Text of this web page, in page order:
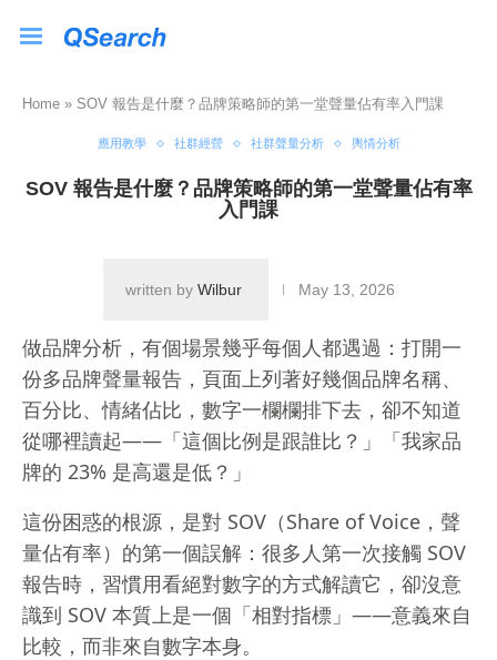
Home » SOV 報告是什麼？品牌策略師的第一堂聲量佔有率入門課
應用教學 社群經營 社群聲量分析 輿情分析
SOV 報告是什麼？品牌策略師的第一堂聲量佔有率
入門課
written by Wilbur May 13, 2026
做品牌分析，有個場景幾乎每個人都遇過：打開一
份多品牌聲量報告，頁面上列著好幾個品牌名稱、
百分比、情緒佔比，數字一欄欄排下去，卻不知道
從哪裡讀起——「這個比例是跟誰比？」「我家品
牌的 23% 是高還是低？」
這份困惑的根源，是對 SOV（Share of Voice，聲
量佔有率）的第一個誤解：很多人第一次接觸 SOV
報告時，習慣用看絕對數字的方式解讀它，卻沒意
識到 SOV 本質上是一個「相對指標」——意義來自
比較，而非來自數字本身。